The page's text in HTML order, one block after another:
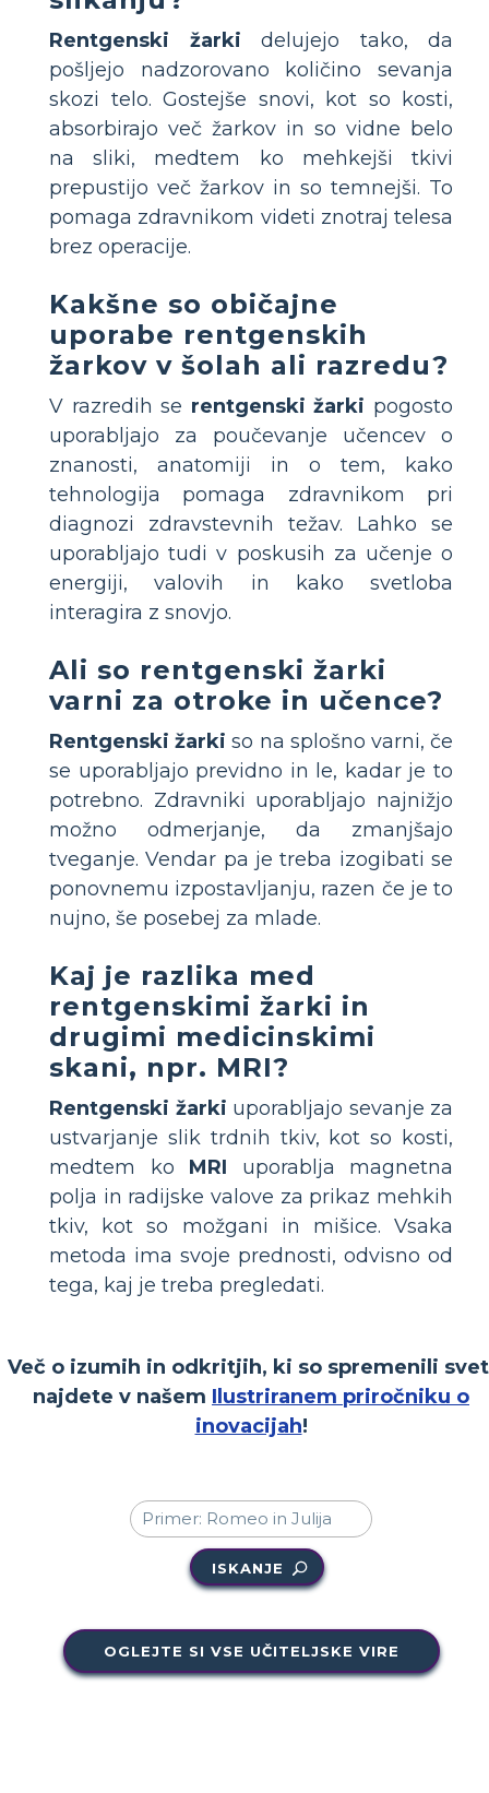
Rentgenski žarki delujejo tako, da
pošljejo nadzorovano količino sevanja
skozi telo. Gostejše snovi, kot so kosti,
absorbirajo več žarkov in so vidne belo
na sliki, medtem ko mehkejši tkivi
prepustijo več žarkov in so temnejši. To
pomaga zdravnikom videti znotraj telesa
brez operacije.
Kakšne so običajne
uporabe rentgenskih
žarkov v šolah ali razredu?
V razredih se rentgenski žarki pogosto
uporabljajo za poučevanje učencev o
znanosti, anatomiji in o tem, kako
tehnologija pomaga zdravnikom pri
diagnozi zdravstevnih težav. Lahko se
uporabljajo tudi v poskusih za učenje o
energiji, valovih in kako svetloba
interagira z snovjo.
Ali so rentgenski žarki
varni za otroke in učence?
Rentgenski žarki so na splošno varni, če
se uporabljajo previdno in le, kadar je to
potrebno. Zdravniki uporabljajo najnižjo
možno odmerjanje, da zmanjšajo
tveganje. Vendar pa je treba izogibati se
ponovnemu izpostavljanju, razen če je to
nujno, še posebej za mlade.
Kaj je razlika med
rentgenskimi žarki in
drugimi medicinskimi
skani, npr. MRI?
Rentgenski žarki uporabljajo sevanje za
ustvarjanje slik trdnih tkiv, kot so kosti,
medtem ko MRI uporablja magnetna
polja in radijske valove za prikaz mehkih
tkiv, kot so možgani in mišice. Vsaka
metoda ima svoje prednosti, odvisno od
tega, kaj je treba pregledati.
Več o izumih in odkritjih, ki so spremenili
najdete v našem Ilustriranem priročniku o
inovacijah!
ISKANJE
OGLEJTE SI VSE UČITELJSKE VIRE